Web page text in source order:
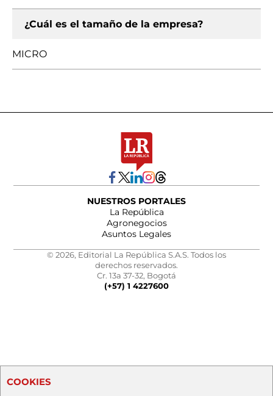
¿Cuál es el tamaño de la empresa?
MICRO
NUESTROS PORTALES
La República
Agronegocios
Asuntos Legales
© 2026, Editorial La República S.A.S. Todos los
derechos reservados.
Cr. 13a 37-32, Bogotá
(+57) 1 4227600
COOKIES